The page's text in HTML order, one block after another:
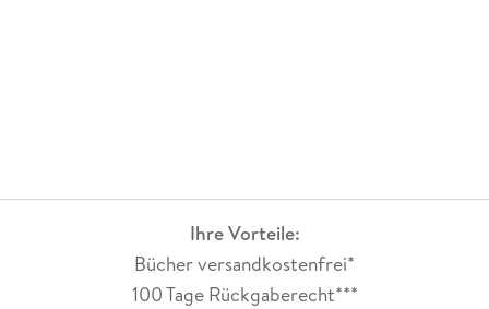
Ihre Vorteile:
Bücher versandkostenfrei*
100 Tage Rückgaberecht***